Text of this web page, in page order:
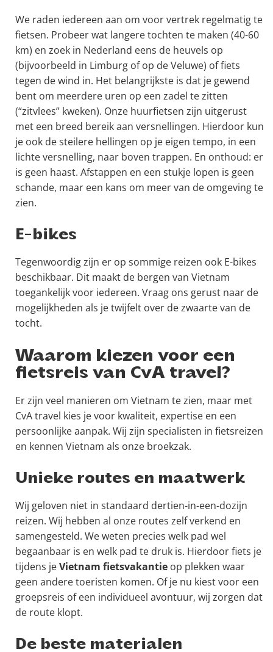
We raden iedereen aan om voor vertrek regelmatig te
fietsen. Probeer wat langere tochten te maken (40-60
km) en zoek in Nederland eens de heuvels op
(bijvoorbeeld in Limburg of op de Veluwe) of fiets
tegen de wind in. Het belangrijkste is dat je gewend
bent om meerdere uren op een zadel te zitten
(“zitvlees” kweken). Onze huurfietsen zijn uitgerust
met een breed bereik aan versnellingen. Hierdoor kun
je ook de steilere hellingen op je eigen tempo, in een
lichte versnelling, naar boven trappen. En onthoud: er
is geen haast. Afstappen en een stukje lopen is geen
schande, maar een kans om meer van de omgeving te
zien.
E-bikes
Tegenwoordig zijn er op sommige reizen ook E-bikes
beschikbaar. Dit maakt de bergen van Vietnam
toegankelijk voor iedereen. Vraag ons gerust naar de
mogelijkheden als je twijfelt over de zwaarte van de
tocht.
Waarom kiezen voor een
fietsreis van CvA travel?
Er zijn veel manieren om Vietnam te zien, maar met
CvA travel kies je voor kwaliteit, expertise en een
persoonlijke aanpak. Wij zijn specialisten in fietsreizen
en kennen Vietnam als onze broekzak.
Unieke routes en maatwerk
Wij geloven niet in standaard dertien-in-een-dozijn
reizen. Wij hebben al onze routes zelf verkend en
samengesteld. We weten precies welk pad wel
begaanbaar is en welk pad te druk is. Hierdoor fiets je
tijdens jeVietnam fietsvakantie op plekken waar
geen andere toeristen komen. Of je nu kiest voor een
groepsreis of een individueel avontuur, wij zorgen dat
de route klopt.
De beste materialen